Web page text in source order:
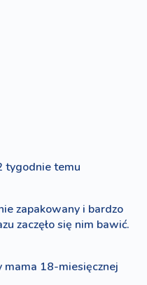
tygodnie temu
zapakowany i bardzo
zaczęło się nim bawić.
mama 18-miesięcznej